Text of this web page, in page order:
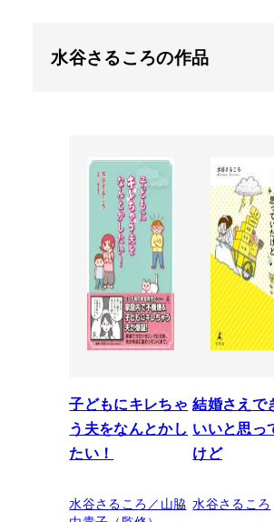
水谷さるころの作品
子どもにキレちゃ
う夫をなんとかし
たい！
水谷さるころ／山脇
結婚さえで
いいと思っ
けど
水谷さるころ